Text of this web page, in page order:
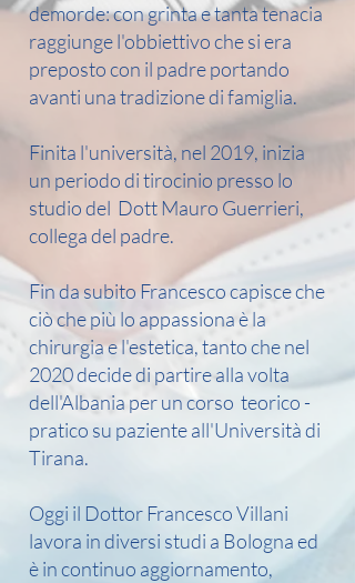
demorde: con grinta e tanta tenacia
raggiunge l'obbiettivo che si era
preposto con il padre portando
avanti una tradizione di famiglia.
Finita l'università, nel 2019, inizia
un periodo di tirocinio presso lo
studio del Dott Mauro Guerrieri,
collega del padre.
Fin da subito Francesco capisce che
ciò che più lo appassiona è la
chirurgia e l'estetica, tanto che nel
2020 decide di partire alla volta
dell'Albania per un corso teorico -
pratico su paziente all'Università di
Tirana.
Oggi il Dottor Francesco Villani
lavora in diversi studi a Bologna ed
è in continuo aggiornamento,